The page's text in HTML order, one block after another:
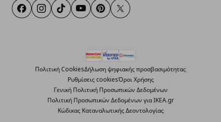
FacebookInstagram
TikTokYoutubePinterestTwitter
Πολιτική CookiesΔήλωση ψηφιακής προσβασιμότητας
Ρυθμίσεις cookiesΌροι Χρήσης
Γενική Πολιτική Προσωπικών Δεδομένων
Πολιτική Προσωπικών Δεδομένων για ΙΚΕΑ.gr
Κώδικας Καταναλωτικής Δεοντολογίας